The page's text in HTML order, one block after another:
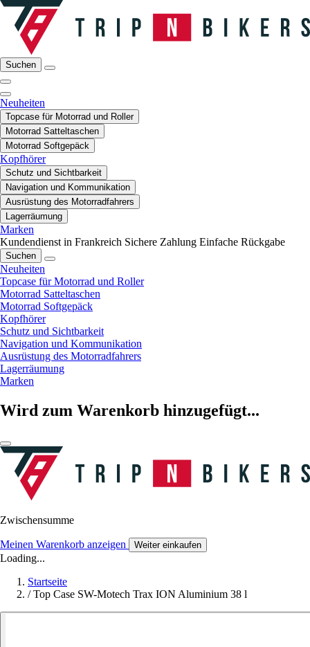
Suchen
Neuheiten
Topcase für Motorrad und Roller
Motorrad Satteltaschen
Motorrad Softgepäck
Kopfhörer
Schutz und Sichtbarkeit
Navigation und Kommunikation
Ausrüstung des Motorradfahrers
Lagerräumung
Marken
Kundendienst in Frankreich Sichere Zahlung Einfache Rückgabe
Suchen
Neuheiten
Topcase für Motorrad und Roller
Motorrad Satteltaschen
Motorrad Softgepäck
Kopfhörer
Schutz und Sichtbarkeit
Navigation und Kommunikation
Ausrüstung des Motorradfahrers
Lagerräumung
Marken
Wird zum Warenkorb hinzugefügt...
Zwischensumme
Meinen Warenkorb anzeigen Weiter einkaufen
Loading...
Startseite
/ Top Case SW-Motech Trax ION Aluminium 38 l